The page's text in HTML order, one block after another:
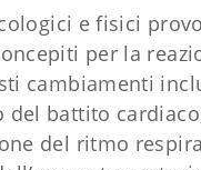
e fisici
per la
cambiamenti
del battito
del ritmo